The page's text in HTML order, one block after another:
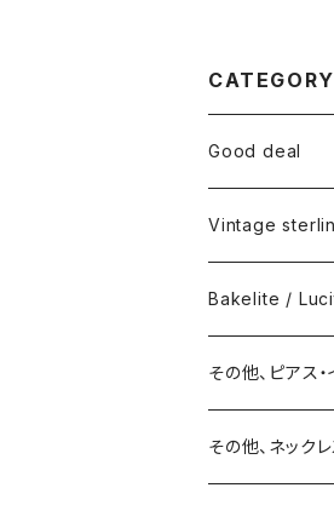
CATEGORY
Good deal
Vintage
ネックレス
バングル・ブレス
リング
Bakelite /
ピアス・イヤリ
リング
その他、ピアス
ピアス
その他、ネック